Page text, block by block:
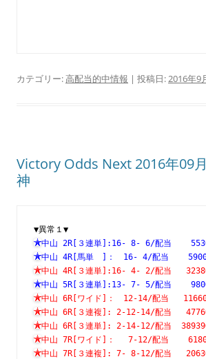
カテゴリー:高配当的中情報 | 投稿日: 2016年9
Victory Odds Next 2016年09
神
▼異常１▼
中山 2R[３連単]:16- 8- 6/配
中山 4R[馬単　]：　16- 4/配当
中山 4R[３連単]:16- 4- 2/配当
中山 5R[３連単]:13- 7- 5/配当
中山 6R[ワイド]：　12-14/配
中山 6R[３連複]: 2-12-14/配当
中山 6R[３連単]: 2-14-12/配当
中山 7R[ワイド]：　 7-12/配当
中山 7R[３連複]: 7- 8-12/配当